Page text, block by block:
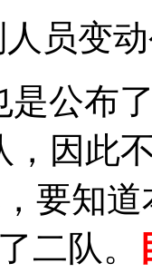
员变
是公布
因此
要知
二队。